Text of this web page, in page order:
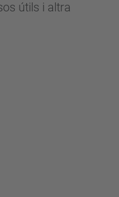
útils i altra